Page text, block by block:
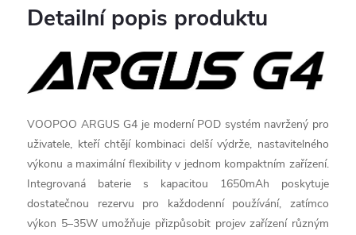
Detailní popis produktu
VOOPOO ARGUS G4 je moderní POD systém navržený pro
uživatele, kteří chtějí kombinaci delší výdrže, nastavitelného
výkonu a maximální flexibility v jednom kompaktním zařízení.
Integrovaná baterie s kapacitou 1650mAh poskytuje
dostatečnou rezervu pro každodenní používání, zatímco
výkon 5–35W umožňuje přizpůsobit projev zařízení různým